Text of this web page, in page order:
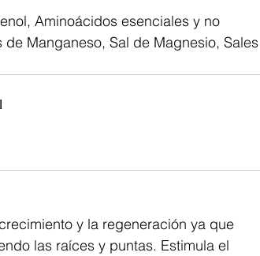
Aminoácidos esenciales y no
Manganeso, Sal de Magnesio, Sales
y la regeneración ya que
las raíces y puntas. Estimula el